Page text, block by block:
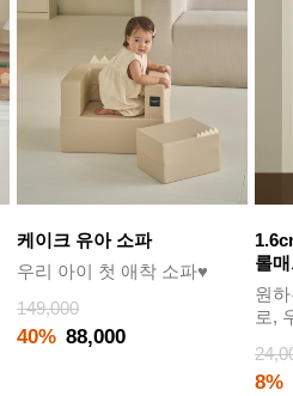
케이크 유아 소파
우리 아이 첫 애착 소파♥
149,000
40% 88,000
롤
원
로,
8%